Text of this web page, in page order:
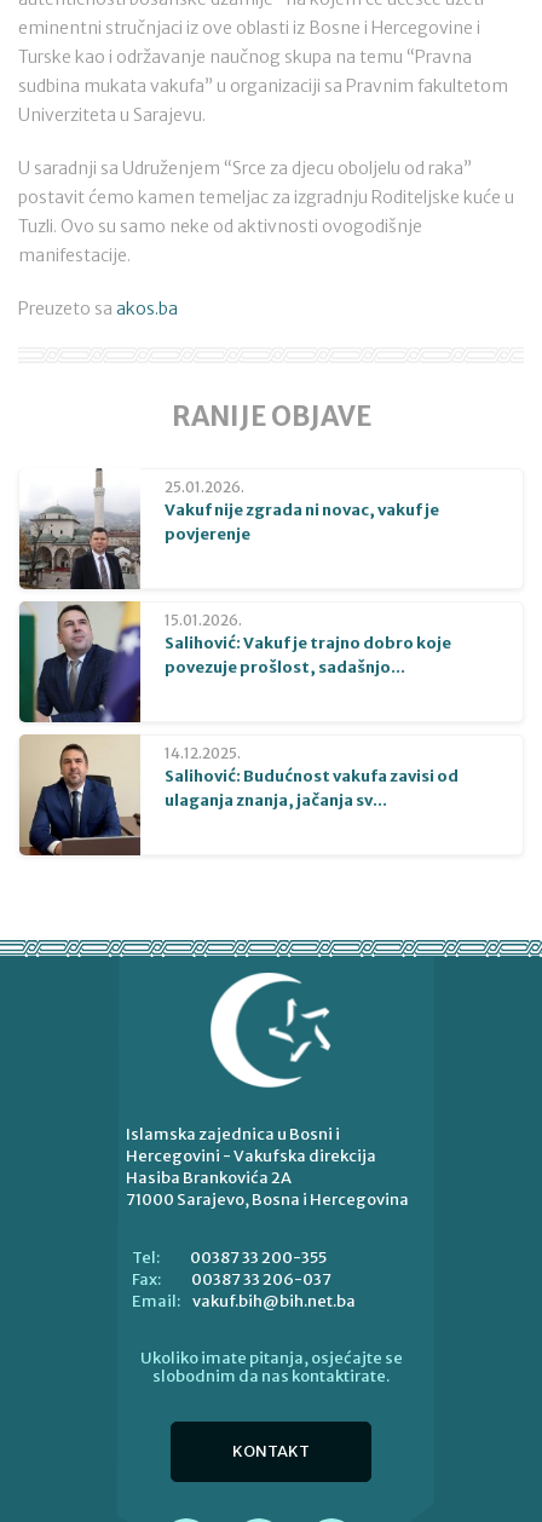
eminentni stručnjaci iz ove oblasti iz Bosne i Hercegovine i
Turske kao i održavanje naučnog skupa na temu “Pravna
sudbina mukata vakufa” u organizaciji sa Pravnim fakultetom
Univerziteta u Sarajevu.
U saradnji sa Udruženjem “Srce za djecu oboljelu od raka”
postavit ćemo kamen temeljac za izgradnju Roditeljske kuće u
Tuzli. Ovo su samo neke od aktivnosti ovogodišnje
manifestacije.
Preuzeto sa akos.ba
RANIJE OBJAVE
25.01.2026.
Vakuf nije zgrada ni novac, vakuf je
povjerenje
15.01.2026.
Salihović: Vakuf je trajno dobro koje
povezuje prošlost, sadašnjo...
14.12.2025.
Salihović: Budućnost vakufa zavisi od
ulaganja znanja, jačanja sv...
Islamska zajednica u Bosni i
Hercegovini - Vakufska direkcija
Hasiba Brankovića 2A
71000 Sarajevo, Bosna i Hercegovina
Tel:
00387 33 200-355
Fax:
00387 33 206-037
Email: vakuf.bih@bih.net.ba
Ukoliko imate pitanja, osjećajte se
slobodnim da nas kontaktirate.
KONTAKT